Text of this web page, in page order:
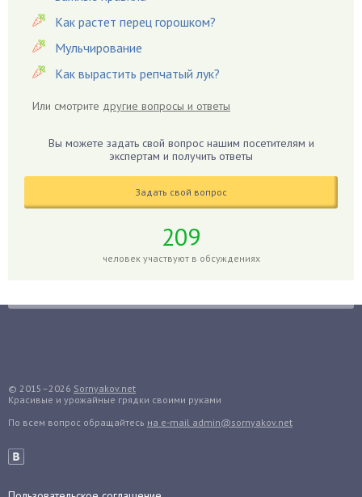
Георгины
Герань
Гиацинт
Гиппеаструм
Годжи
Голубика
Гуава
Гузмания
Дайкон
Как растет перец горошком?
Мульчирование
Как вырастить репчатый лук?
Или смотрите другие вопросы и ответы
Вы можете задать свой вопрос нашим посетителям и
экспертам и получить ответы
Задать свой вопрос
209
человек участвуют в обсуждениях
© 2015–2026 Sornyakov.net
Красивые и урожайные грядки своими руками
По всем вопрос обращайтесь на e-mail admin@sornyakov.net